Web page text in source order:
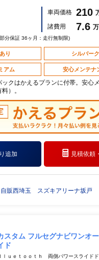
車両価格 210
諸費用
7.6
分保証 36ヶ月：走行無制限)
り シルバー
アム 安心メンテナ
クはかえるプランに付帯。安心
）。
追加 見積依頼
自販西埼玉 スズキアリーナ坂戸
スタム フルセグナビワンオ
ド
ｌｕｅｔｏｏｔｈ 両側パワースライ